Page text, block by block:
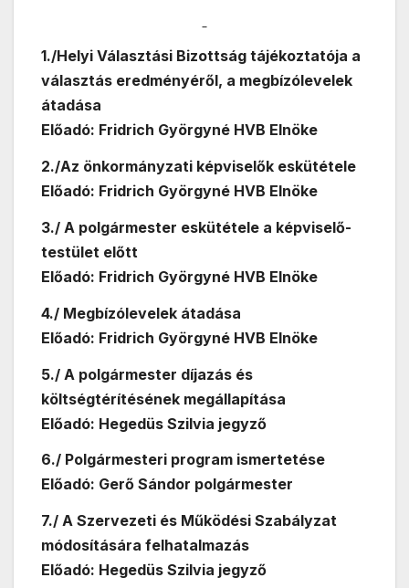
1./Helyi Választási Bizottság tájékoztatója a
választás eredményéről, a megbízólevelek
átadása
Előadó: Fridrich Györgyné HVB Elnöke
2./Az önkormányzati képviselők eskütétele
Előadó: Fridrich Györgyné HVB Elnöke
3./ A polgármester eskütétele a képviselő-
testület előtt
Előadó: Fridrich Györgyné HVB Elnöke
4./ Megbízólevelek átadása
Előadó: Fridrich Györgyné HVB Elnöke
5./ A polgármester díjazás és
költségtérítésének megállapítása
Előadó: Hegedüs Szilvia jegyző
6./ Polgármesteri program ismertetése
Előadó: Gerő Sándor polgármester
7./ A Szervezeti és Működési Szabályzat
módosítására felhatalmazás
Előadó: Hegedüs Szilvia jegyző